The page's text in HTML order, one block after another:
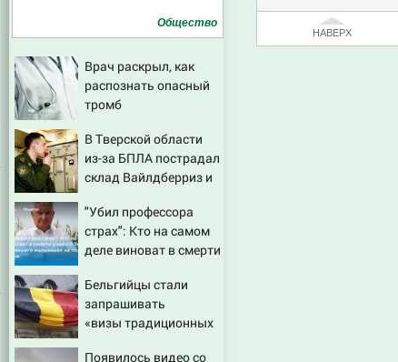
НАВЕРХ
Общество
Врач раскрыл, как
распознать опасный
тромб
В Тверской области
из-за БПЛА пострадал
склад Вайлдберриз и
Новости Твери и
городов Тверской
области сегодня -
новости. Новости
"Убил профессора
страх": Кто на самом
деле виноват в смерти
остановившего
мальчишек на поле с
горохом
Бельгийцы стали
запрашивать
«визы традиционных
Появилось видео со